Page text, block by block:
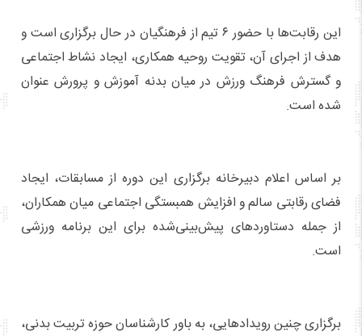
این رقابت‌ها با حضور ۶ تیم از فرهنگیان در حال برگزاری است و
هدف از اجرای آن، تقویت روحیه همکاری، ایجاد نشاط اجتماعی
و گسترش فرهنگ ورزش در میان بدنه آموزش و پرورش عنوان
شده است.
بر اساس اعلام دبیرخانه برگزاری این دوره از مسابقات، ایجاد
فضای رقابتی سالم و افزایش همبستگی اجتماعی میان همکاران،
از جمله دستاوردهای پیش‌بینی‌شده برای این برنامه ورزشی
است.
برگزاری چنین رویدادهایی، به باور کارشناسان حوزه تربیت بدنی،